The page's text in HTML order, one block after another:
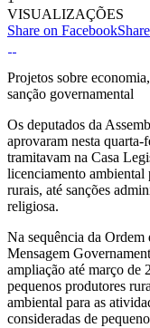
VISUALIZAÇÕES
Share on Facebook
Projetos sobre
sanção governamental
Os deputados da
aprovaram nesta
tramitavam na Casa
licenciamento ambiental
rurais, até sanções
religiosa.
Na sequência da
Mensagem
ampliação até março de
pequenos produtores
ambiental para as
consideradas de